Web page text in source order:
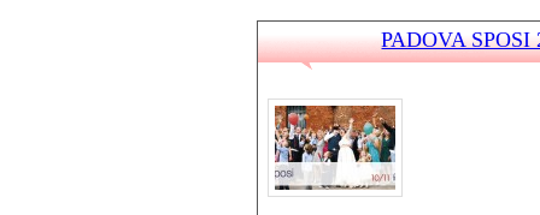
PADOVA SPOSI